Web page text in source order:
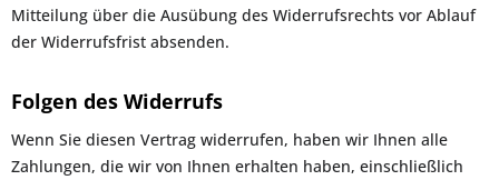
Mitteilung über die Ausübung des Widerrufsrechts vor Ablauf
der Widerrufsfrist absenden.
Folgen des Widerrufs
Wenn Sie diesen Vertrag widerrufen, haben wir Ihnen alle
Zahlungen, die wir von Ihnen erhalten haben, einschließlich